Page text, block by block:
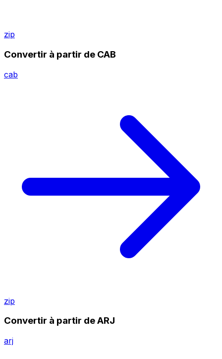
zip
Convertir à partir de CAB
cab
zip
Convertir à partir de ARJ
arj